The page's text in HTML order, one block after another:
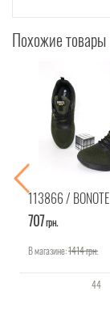
Похожие товары
113866 BONOTE
707грн.
В магазине:1414грн.
44